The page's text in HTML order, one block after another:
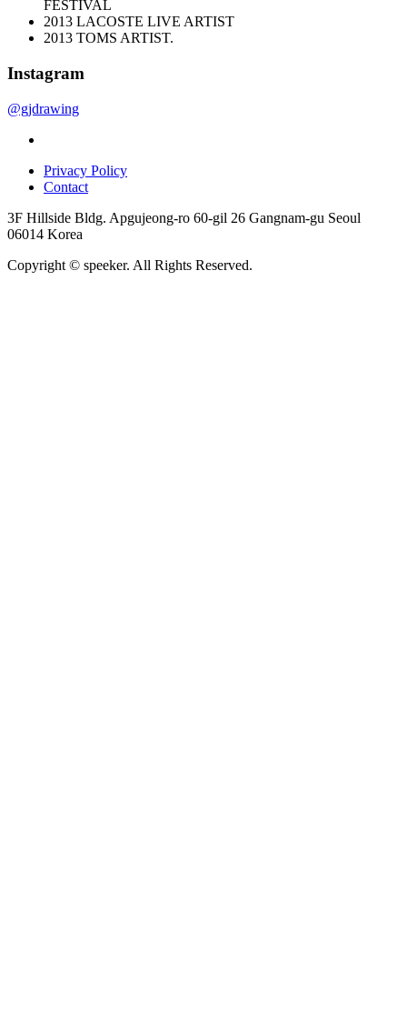
FESTIVAL
2013 LACOSTE LIVE ARTIST
2013 TOMS ARTIST.
Instagram
@gjdrawing
Privacy Policy
Contact
3F Hillside Bldg. Apgujeong-ro 60-gil 26 Gangnam-gu Seoul
06014 Korea
Copyright © speeker. All Rights Reserved.